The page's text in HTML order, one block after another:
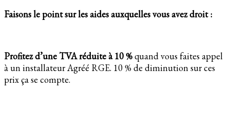
Faisons le point sur les aides auxquelles vous avez droit :
Profitez d’une TVA réduite à 10 %quand vous faites appel
à un installateur Agréé RGE. 10 % de diminution sur ces
prix ça se compte.